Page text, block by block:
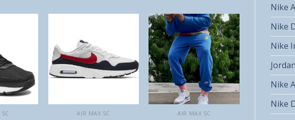
Nike
Nike
Nike
Nike
Nike
AIR MAX SC AIR MAX SC